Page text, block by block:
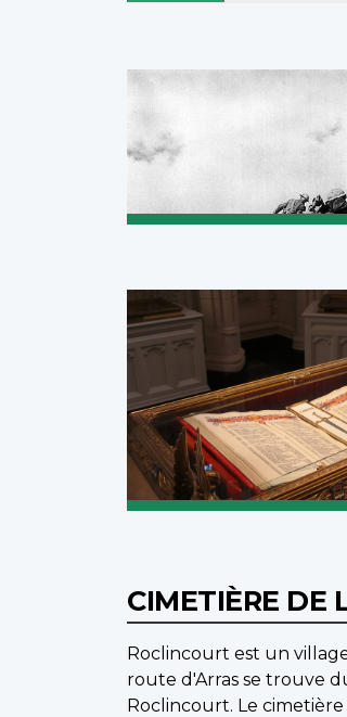
CIMETIÈRE DE
Roclincourt est un
route d'Arras se trouve
Roclincourt. Le